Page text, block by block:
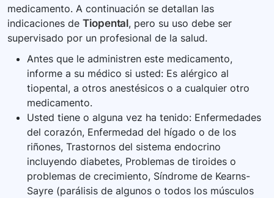
medicamento. A continuación se detallan las
indicaciones de Tiopental, pero su uso debe ser
supervisado por un profesional de la salud.
Antes que le administren este medicamento,
informe a su médico si usted: Es alérgico al
tiopental, a otros anestésicos o a cualquier otro
medicamento.
Usted tiene o alguna vez ha tenido: Enfermedades
del corazón, Enfermedad del hígado o de los
riñones, Trastornos del sistema endocrino
incluyendo diabetes, Problemas de tiroides o
problemas de crecimiento, Síndrome de Kearns-
Sayre (parálisis de algunos o todos los músculos